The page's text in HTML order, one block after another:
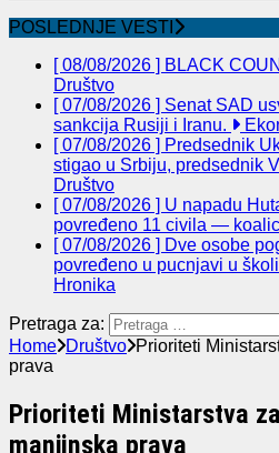
POSLEDNJE VESTI
[ 08/08/2026 ] BLACK
Društvo
[ 07/08/2026 ] Senat SAD
sankcija Rusiji i Iranu.
[ 07/08/2026 ] Predsednik
stigao u Srbiju, predsednik
Društvo
[ 07/08/2026 ] U napadu
povređeno 11 civila —
[ 07/08/2026 ] Dve osobe
povređeno u pucnjavi u
Hronika
Pretraga za:
Home Društvo Prioriteti
prava
Prioriteti Ministarstva
manjinska prava